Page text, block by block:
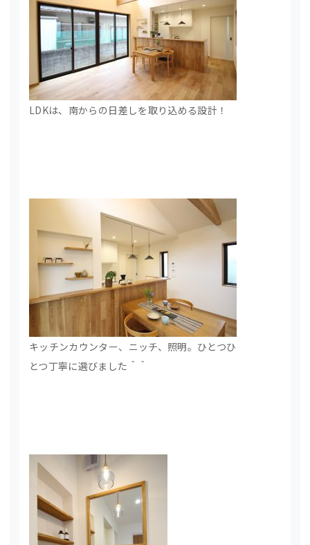
LDKは、南からの日差しを取り込める設計！
キッチンカウンター、ニッチ、照明。ひとつひ
とつ丁寧に選びました＾＾